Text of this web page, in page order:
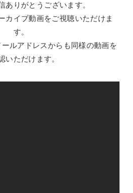
ありがとうございます。
カイブ動画をご視聴いただけま
す。
ルアドレスからも同様の動画を
いただけます。